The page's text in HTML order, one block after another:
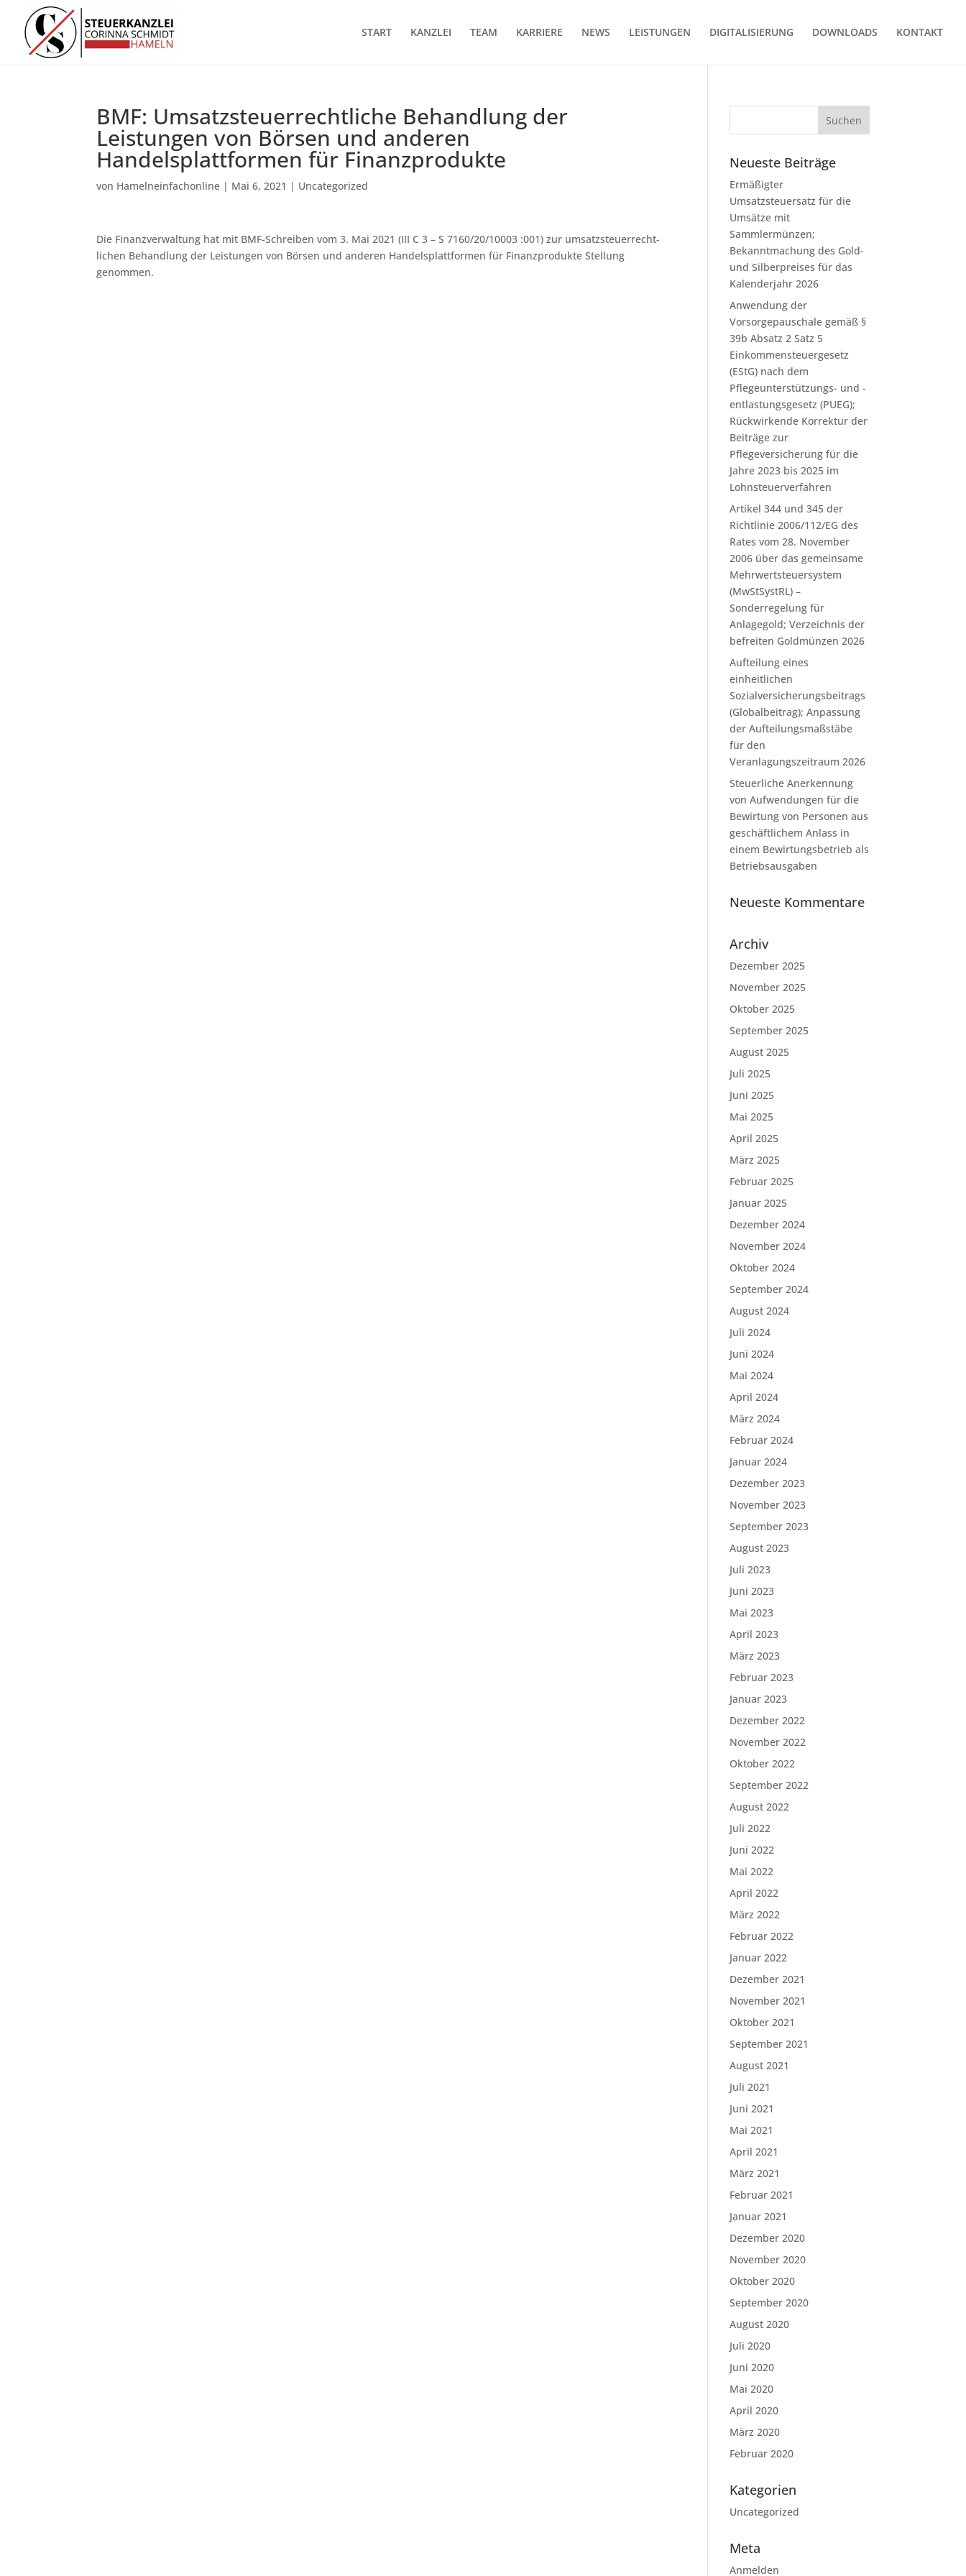
START KANZLEI TEAM KARRIERE NEWS LEISTUNGEN DIGITALISIERUNG DOWNLOADS KONTAKT
BMF: Umsatzsteuerrechtliche Behandlung der
Leistungen von Börsen und anderen
Handelsplattformen für Finanzprodukte
von Hamelneinfachonline | Mai 6, 2021 | Uncategorized
Die Finanzverwaltung hat mit BMF-Schreiben vom 3. Mai 2021 (III C 3 – S 7160/20/10003 :001) zur um­satz­steu­er­recht­
li­chen Be­hand­lung der Leis­tun­gen von Bör­sen und an­de­ren Han­dels­platt­for­men für Fi­nanz­pro­duk­te Stellung
genommen.
Neueste Beiträge
Ermäßigter
Umsatzsteuersatz für die
Umsätze mit
Sammlermünzen;
Bekanntmachung des Gold-
und Silberpreises für das
Kalenderjahr 2026
Anwendung der
Vorsorgepauschale gemäß §
39b Absatz 2 Satz 5
Einkommensteuergesetz
(EStG) nach dem
Pflegeunterstützungs- und -
entlastungsgesetz (PUEG);
Rückwirkende Korrektur der
Beiträge zur
Pflegeversicherung für die
Jahre 2023 bis 2025 im
Lohnsteuerverfahren
Artikel 344 und 345 der
Richtlinie 2006/112/EG des
Rates vom 28. November
2006 über das gemeinsame
Mehrwertsteuersystem
(MwStSystRL) –
Sonderregelung für
Anlagegold; Verzeichnis der
befreiten Goldmünzen 2026
Aufteilung eines
einheitlichen
Sozialversicherungsbeitrags
(Globalbeitrag); Anpassung
der Aufteilungsmaßstäbe
für den
Veranlagungszeitraum 2026
Steuerliche Anerkennung
von Aufwendungen für die
Bewirtung von Personen aus
geschäftlichem Anlass in
einem Bewirtungsbetrieb als
Betriebsausgaben
Neueste Kommentare
Archiv
Dezember 2025
November 2025
Oktober 2025
September 2025
August 2025
Juli 2025
Juni 2025
Mai 2025
April 2025
März 2025
Februar 2025
Januar 2025
Dezember 2024
November 2024
Oktober 2024
September 2024
August 2024
Juli 2024
Juni 2024
Mai 2024
April 2024
März 2024
Februar 2024
Januar 2024
Dezember 2023
November 2023
September 2023
August 2023
Juli 2023
Juni 2023
Mai 2023
April 2023
März 2023
Februar 2023
Januar 2023
Dezember 2022
November 2022
Oktober 2022
September 2022
August 2022
Juli 2022
Juni 2022
Mai 2022
April 2022
März 2022
Februar 2022
Januar 2022
Dezember 2021
November 2021
Oktober 2021
September 2021
August 2021
Juli 2021
Juni 2021
Mai 2021
April 2021
März 2021
Februar 2021
Januar 2021
Dezember 2020
November 2020
Oktober 2020
September 2020
August 2020
Juli 2020
Juni 2020
Mai 2020
April 2020
März 2020
Februar 2020
Kategorien
Uncategorized
Meta
Anmelden